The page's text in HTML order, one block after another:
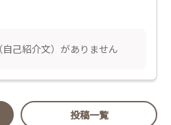
己紹介文）がありません
投稿一覧